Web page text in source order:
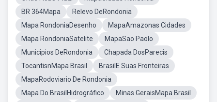
BR 364Mapa
Relevo DeRondonia
Mapa RondoniaDesenho
MapaAmazonas Cidades
Mapa RondoniaSatelite
MapaSao Paolo
Municipios DeRondonia
Chapada DosParecis
TocantisnMapa Brasil
BrasilE Suas Fronteiras
MapaRodoviario De Rondonia
Mapa Do BrasilHidrográfico
Minas GeraisMapa Brasil